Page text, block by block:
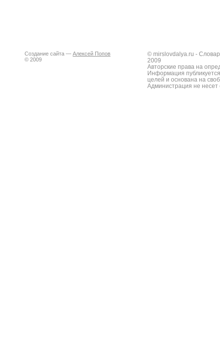
Создание сайта — Алексей Попов
© 2009
© mirslovdalya.ru -
2009
Авторские права на
Информация
целей и основана на
Администрация не несет